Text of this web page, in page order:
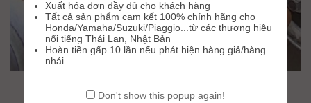
Xuất hóa đơn đầy đủ cho khách hàng
Tất cả sản phẩm cam kết 100% chính hãng cho
Honda/Yamaha/Suzuki/Piaggio...từ các thương hiệu
nổi tiếng Thái Lan, Nhật Bản
Hoàn tiền gấp 10 lần nếu phát hiện hàng giả/hàng
nhái.
Don't show this popup again!